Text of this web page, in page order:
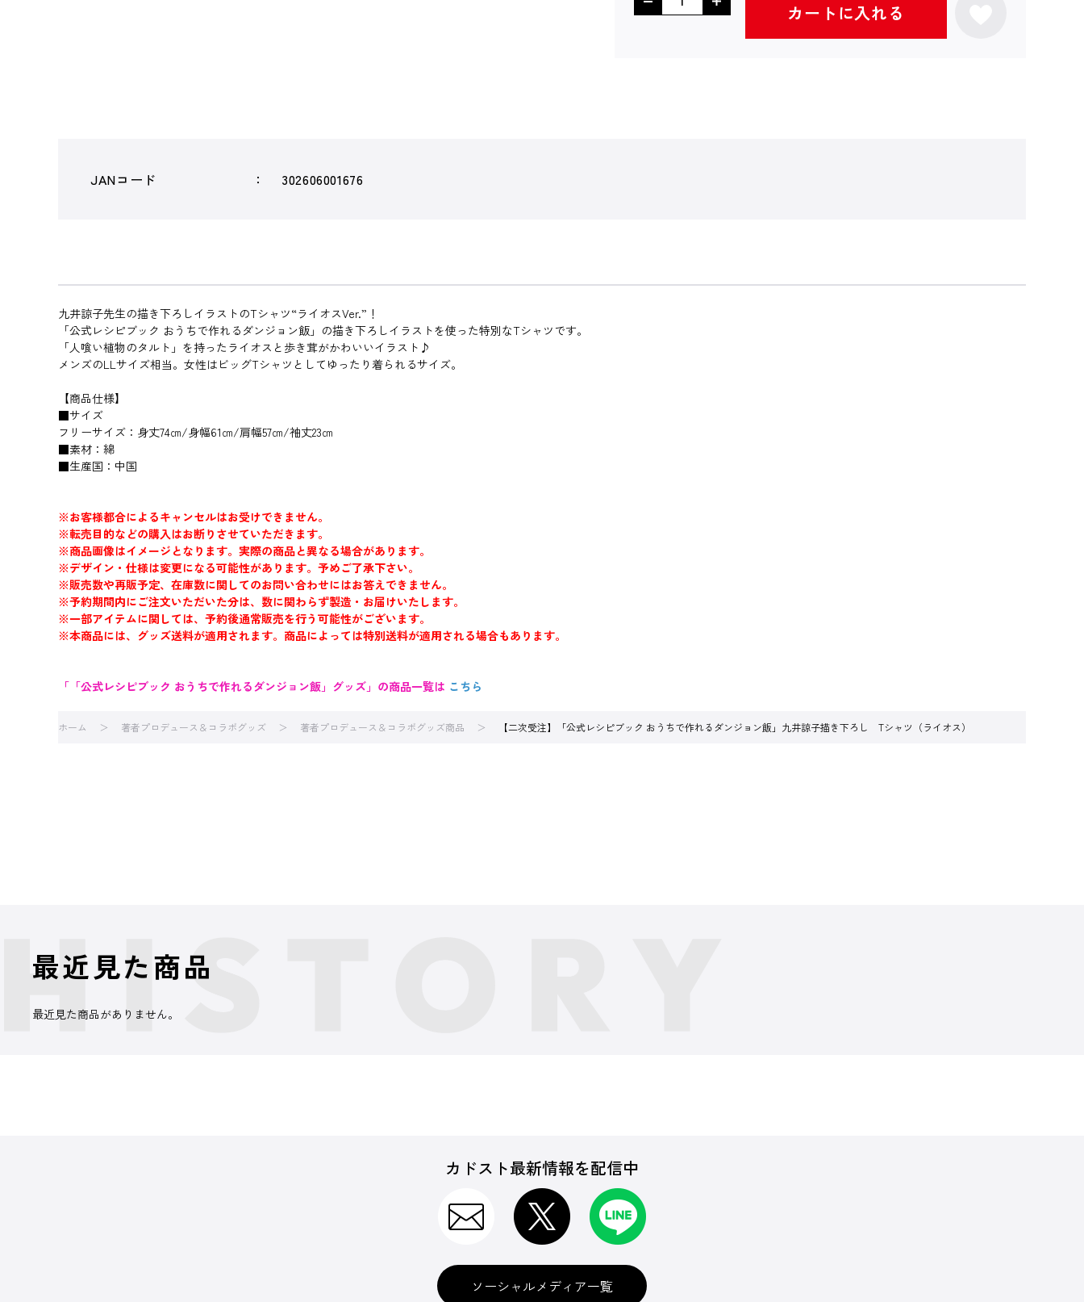
カートに入れる
JANコード 302606001676
九井諒子先生の描き下ろしイラストのTシャツ“ライオスVer.”！
「公式レシピブック おうちで作れるダンジョン飯」の描き下ろしイラストを使った特別なTシャツです。
「人喰い植物のタルト」を持ったライオスと歩き茸がかわいいイラスト♪
メンズのLLサイズ相当。女性はビッグTシャツとしてゆったり着られるサイズ。
【商品仕様】
■サイズ
フリーサイズ：身丈74㎝/身幅61㎝/肩幅57㎝/袖丈23㎝
■素材：綿
■生産国：中国
※お客様都合によるキャンセルはお受けできません。
※転売目的などの購入はお断りさせていただきます。
※商品画像はイメージとなります。実際の商品と異なる場合があります。
※デザイン・仕様は変更になる可能性があります。予めご了承下さい。
※販売数や再販予定、在庫数に関してのお問い合わせにはお答えできません。
※予約期間内にご注文いただいた分は、数に関わらず製造・お届けいたします。
※一部アイテムに関しては、予約後通常販売を行う可能性がございます。
※本商品には、グッズ送料が適用されます。商品によっては特別送料が適用される場合もあります。
「「公式レシピブック おうちで作れるダンジョン飯」グッズ」の商品一覧は こちら
ホーム 著者プロデュース＆コラボグッズ 著者プロデュース＆コラボグッズ商品 【二次受注】「公式レシピブック おうちで作れるダンジョン飯」九井諒子描き下ろし Tシャツ（ライオス）
最近見た商品
最近見た商品がありません。
カドスト最新情報を配信中
ソーシャルメディア一覧